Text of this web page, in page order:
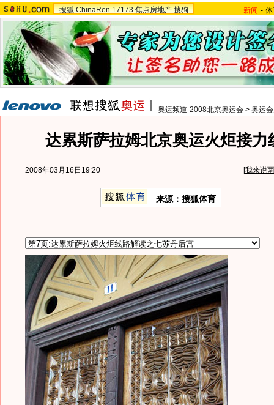
搜狐 ChinaRen 17173 焦点房地产 搜狗 新闻 -
奥运频道-2008北京奥运会 > 奥运
达累斯萨拉姆北京奥运火炬接力
2008年03月16日19:20 [我来说
来源：搜狐体育